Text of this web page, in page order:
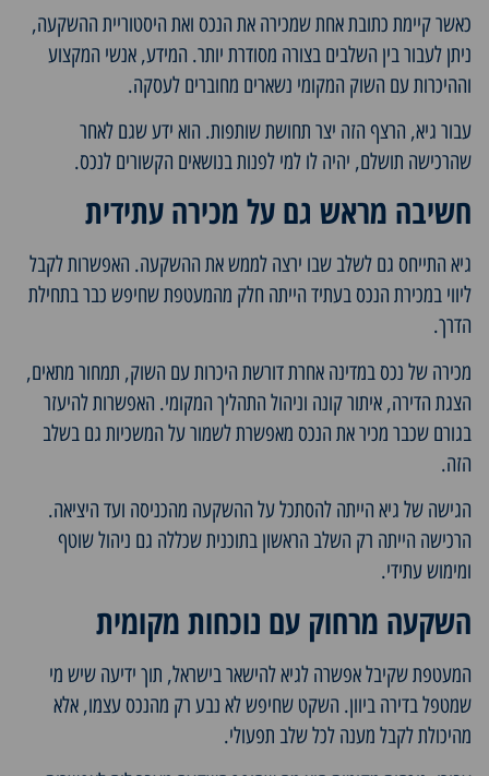
כאשר קיימת כתובת אחת שמכירה את הנכס ואת היסטוריית ההשקעה,
ניתן לעבור בין השלבים בצורה מסודרת יותר. המידע, אנשי המקצוע
וההיכרות עם השוק המקומי נשארים מחוברים לעסקה.
עבור גיא, הרצף הזה יצר תחושת שותפות. הוא ידע שגם לאחר
שהרכישה תושלם, יהיה לו למי לפנות בנושאים הקשורים לנכס.
חשיבה מראש גם על מכירה עתידית
גיא התייחס גם לשלב שבו ירצה לממש את ההשקעה. האפשרות לקבל
ליווי במכירת הנכס בעתיד הייתה חלק מהמעטפת שחיפש כבר בתחילת
הדרך.
מכירה של נכס במדינה אחרת דורשת היכרות עם השוק, תמחור מתאים,
הצגת הדירה, איתור קונה וניהול התהליך המקומי. האפשרות להיעזר
בגורם שכבר מכיר את הנכס מאפשרת לשמור על המשכיות גם בשלב
הזה.
הגישה של גיא הייתה להסתכל על ההשקעה מהכניסה ועד היציאה.
הרכישה הייתה רק השלב הראשון בתוכנית שכללה גם ניהול שוטף
ומימוש עתידי.
השקעה מרחוק עם נוכחות מקומית
המעטפת שקיבל אפשרה לגיא להישאר בישראל, תוך ידיעה שיש מי
שמטפל בדירה ביוון. השקט שחיפש לא נבע רק מהנכס עצמו, אלא
מהיכולת לקבל מענה לכל שלב תפעולי.